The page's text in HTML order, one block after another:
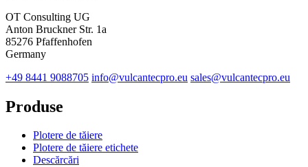
OT Consulting UG
Anton Bruckner Str. 1a
85276 Pfaffenhofen
Germany
+49 8441 9088705 info@vulcantecpro.eu sales@vulcantecpro.eu
Produse
Plotere de tăiere
Plotere de tăiere etichete
Descărcări